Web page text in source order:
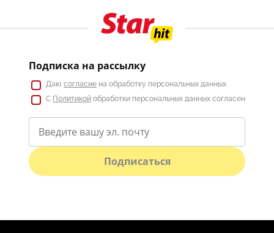
Подписка на рассылку
Даю согласие на обработку персональных данных
С Политикой обработки персональных данных согласен
Подписаться